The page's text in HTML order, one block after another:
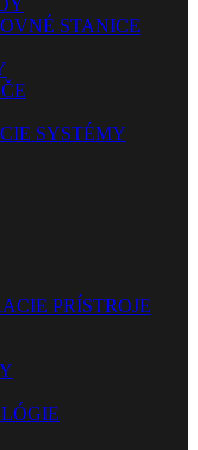
STANICE
SYSTÉMY
PRÍSTROJE